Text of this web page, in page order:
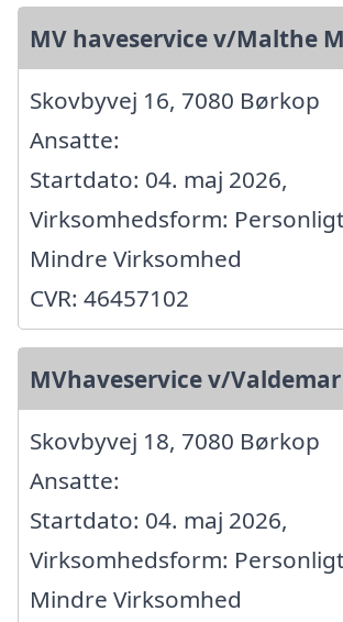
MV haveservice v/Malthe
Skovbyvej 16, 7080 Børkop
Ansatte:
Startdato: 04. maj 2026,
Virksomhedsform:
Mindre Virksomhed
CVR: 46457102
MVhaveservice v/
Skovbyvej 18, 7080 Børkop
Ansatte:
Startdato: 04. maj 2026,
Virksomhedsform:
Mindre Virksomhed